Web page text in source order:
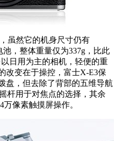
虽然它的机身尺寸仍有
池，整体重量仅为337g，比此
日用为主的相机，轻便的重
改变在于操控，富士X-E3保
盘，但去除了背部的五维导航
杆用于对焦点的选择，其余
像素触摸屏操作。